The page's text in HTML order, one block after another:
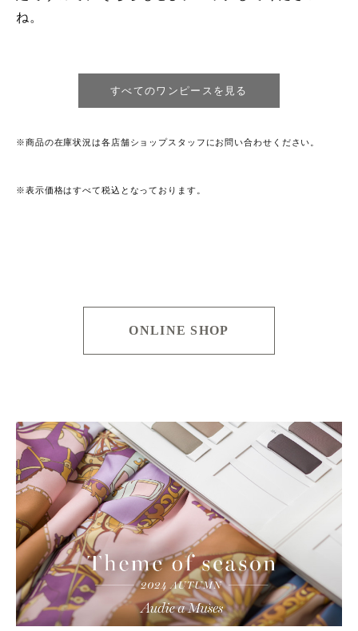
ね。
すべてのワンピースを見る
※商品の在庫状況は各店舗ショップスタッフにお問い合わせください。
※表示価格はすべて税込となっております。
ONLINE SHOP